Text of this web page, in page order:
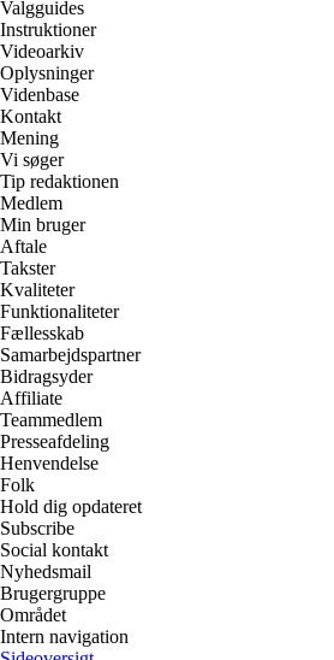
Valgguides
Instruktioner
Videoarkiv
Oplysninger
Videnbase
Kontakt
Mening
Vi søger
Tip redaktionen
Medlem
Min bruger
Aftale
Takster
Kvaliteter
Funktionaliteter
Fællesskab
Samarbejdspartner
Bidragsyder
Affiliate
Teammedlem
Presseafdeling
Henvendelse
Folk
Hold dig opdateret
Subscribe
Social kontakt
Nyhedsmail
Brugergruppe
Området
Intern navigation